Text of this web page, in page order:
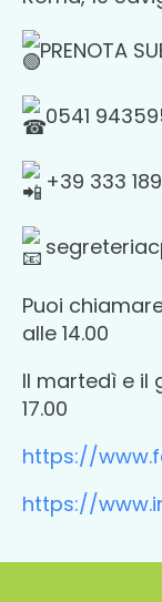
PRENOTA
0541
+39 333
Puoi
alle 14.00
Il martedì e il
17.00
https://
https://